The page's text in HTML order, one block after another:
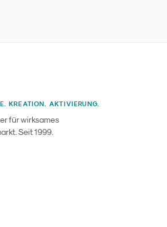
KREATION. AKTIVIERUNG.
für wirksames
Seit 1999.